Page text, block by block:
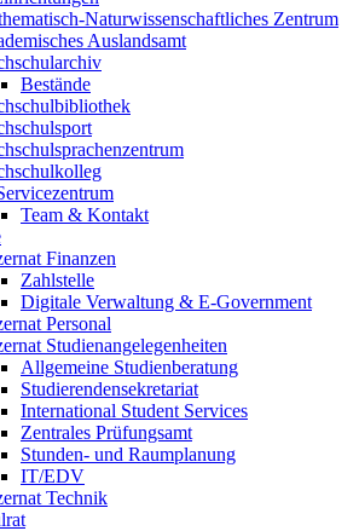
Naturwissenschaftliches Zentrum
Auslandsamt
Bestände
Team & Kontakt
Finanzen
Zahlstelle
Digitale Verwaltung & E-Government
Personal
Studienangelegenheiten
Allgemeine Studienberatung
Studierendensekretariat
International Student Services
Zentrales Prüfungsamt
Stunden- und Raumplanung
IT/EDV
Technik